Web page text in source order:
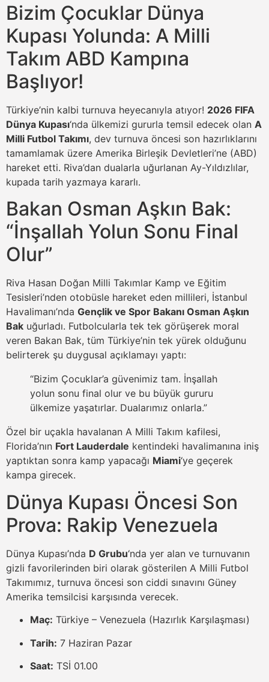
Bizim Çocuklar Dünya
Kupası Yolunda: A Milli
Takım ABD Kampına
Başlıyor!
Türkiye’nin kalbi turnuva heyecanıyla atıyor! 2026 FIFA
Dünya Kupası‘nda ülkemizi gururla temsil edecek olan A
Milli Futbol Takımı, dev turnuva öncesi son hazırlıklarını
tamamlamak üzere Amerika Birleşik Devletleri’ne (ABD)
hareket etti. Riva’dan dualarla uğurlanan Ay-Yıldızlılar,
kupada tarih yazmaya kararlı.
Bakan Osman Aşkın Bak:
“İnşallah Yolun Sonu Final
Olur”
Riva Hasan Doğan Milli Takımlar Kamp ve Eğitim
Tesisleri’nden otobüsle hareket eden millileri, İstanbul
Havalimanı’nda Gençlik ve Spor Bakanı Osman Aşkın
Bak uğurladı. Futbolcularla tek tek görüşerek moral
veren Bakan Bak, tüm Türkiye’nin tek yürek olduğunu
belirterek şu duygusal açıklamayı yaptı:
“Bizim Çocuklar’a güvenimiz tam. İnşallah
yolun sonu final olur ve bu büyük gururu
ülkemize yaşatırlar. Dualarımız onlarla.”
Özel bir uçakla havalanan A Milli Takım kafilesi,
Florida’nın Fort Lauderdale kentindeki havalimanına iniş
yaptıktan sonra kamp yapacağı Miami‘ye geçerek
kampa girecek.
Dünya Kupası Öncesi Son
Prova: Rakip Venezuela
Dünya Kupası’nda D Grubu‘nda yer alan ve turnuvanın
gizli favorilerinden biri olarak gösterilen A Milli Futbol
Takımımız, turnuva öncesi son ciddi sınavını Güney
Amerika temsilcisi karşısında verecek.
Maç: Türkiye – Venezuela (Hazırlık Karşılaşması)
Tarih: 7 Haziran Pazar
Saat: TSİ 01.00